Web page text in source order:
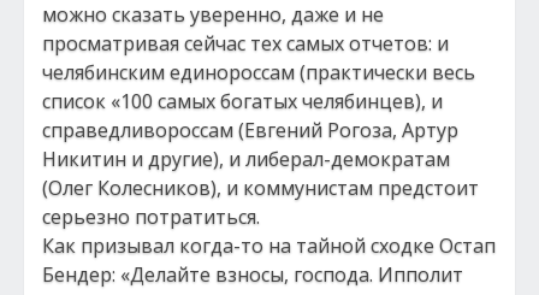
можно сказать уверенно, даже и не
просматривая сейчас тех самых отчетов: и
челябинским единороссам (практически весь
список «100 самых богатых челябинцев), и
справедливороссам (Евгений Рогоза, Артур
Никитин и другие), и либерал-демократам
(Олег Колесников), и коммунистам предстоит
серьезно потратиться.
Как призывал когда-то на тайной сходке Остап
Бендер: «Делайте взносы, господа. Ипполит